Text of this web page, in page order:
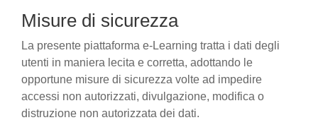
Misure di sicurezza
La presente piattaforma e-Learning tratta i dati degli
utenti in maniera lecita e corretta, adottando le
opportune misure di sicurezza volte ad impedire
accessi non autorizzati, divulgazione, modifica o
distruzione non autorizzata dei dati.